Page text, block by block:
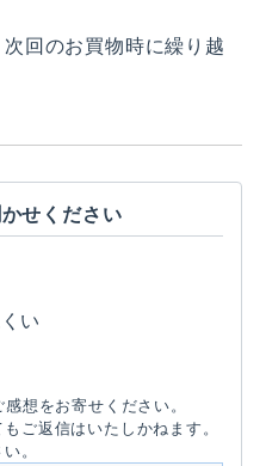
回のお買物時に繰り越
せください
い
想をお寄せください。
ご返信はいたしかねます。
。